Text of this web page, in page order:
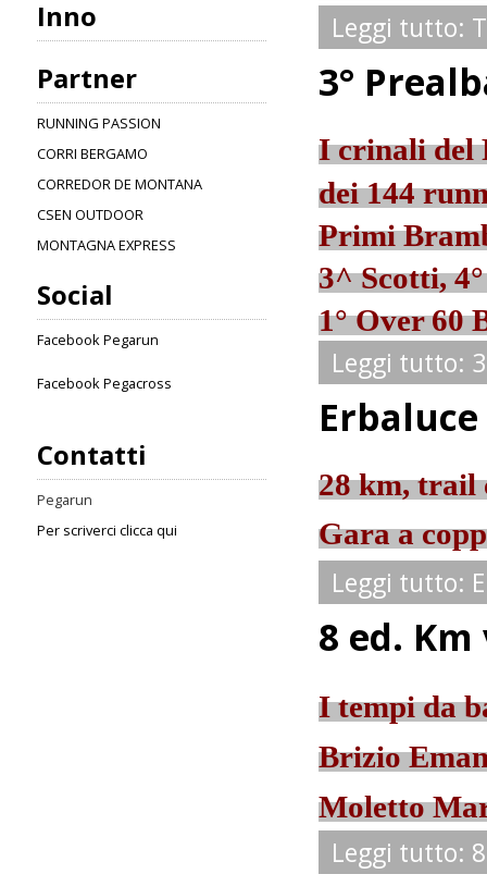
Inno
Partner
RUNNING PASSION
CORRI BERGAMO
CORREDOR DE MONTANA
CSEN OUTDOOR
MONTAGNA EXPRESS
Social
Facebook Pegarun
Facebook Pegacross
Contatti
Pegarun
Per scriverci clicca qui
Leggi tutto:
3°
I crinali del
dei 144
Primi
3^ Scotti,
1° Over 60
Leggi tutto:
28 km, trail
Gara a
Leggi tutto:
8 ed.
I tempi da
Brizio
Moletto
Leggi tutto: